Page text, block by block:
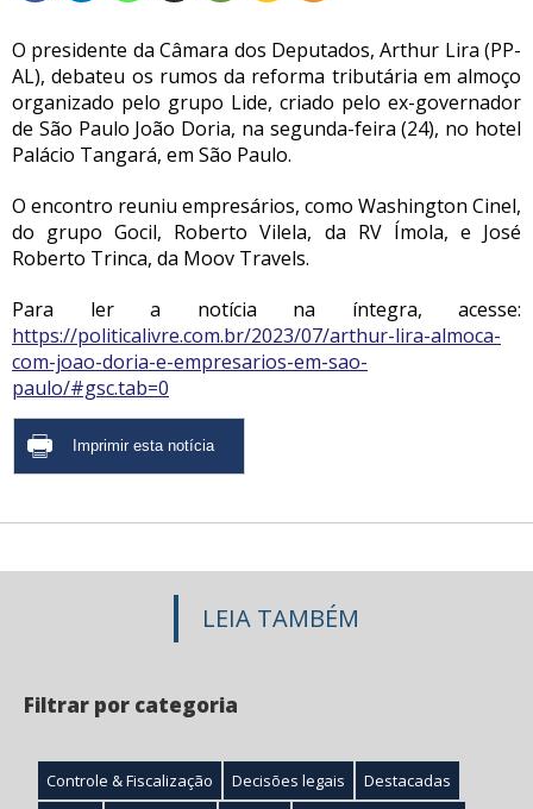
O presidente da Câmara dos Deputados, Arthur Lira (PP-
AL), debateu os rumos da reforma tributária em almoço
organizado pelo grupo Lide, criado pelo ex-governador
de São Paulo João Doria, na segunda-feira (24), no hotel
Palácio Tangará, em São Paulo.
O encontro reuniu empresários, como Washington Cinel,
do grupo Gocil, Roberto Vilela, da RV Ímola, e José
Roberto Trinca, da Moov Travels.
Para ler a notícia na íntegra, acesse:
https://politicalivre.com.br/2023/07/arthur-lira-almoca-
com-joao-doria-e-empresarios-em-sao-
paulo/#gsc.tab=0
LEIA TAMBÉM
Filtrar por categoria
Controle & Fiscalização Decisões legais
Destacadas